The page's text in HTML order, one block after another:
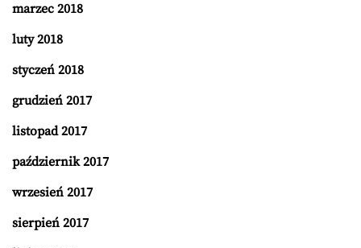
marzec 2018
luty 2018
styczeń 2018
grudzień 2017
listopad 2017
październik 2017
wrzesień 2017
sierpień 2017